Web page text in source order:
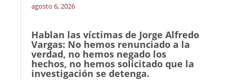
agosto 6, 2026
Hablan las víctimas de Jorge Alfredo
Vargas: No hemos renunciado a la
verdad, no hemos negado los
hechos, no hemos solicitado que la
investigación se detenga.